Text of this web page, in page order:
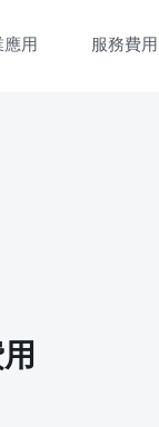
用 服務費用
立即觀